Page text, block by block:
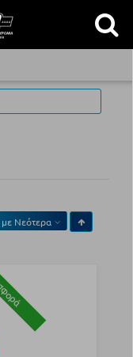
Νεότερα